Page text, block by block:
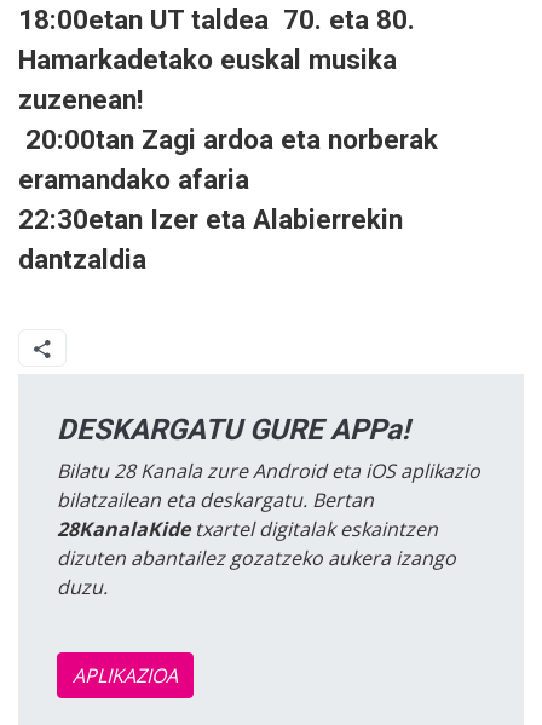
18:00etan UT taldea 70. eta 80.
Hamarkadetako euskal musika
zuzenean!
20:00tan Zagi ardoa eta norberak
eramandako afaria
22:30etan Izer eta Alabierrekin
dantzaldia
DESKARGATU GURE APPa!
Bilatu 28 Kanala zure Android eta iOS aplikazio
bilatzailean eta deskargatu. Bertan
28KanalaKidetxartel digitalak eskaintzen
dizuten abantailez gozatzeko aukera izango
duzu.
APLIKAZIOA